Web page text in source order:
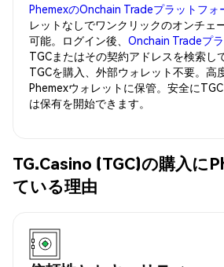
PhemexのOnchain Tradeプラットフォ
レットなしでワンクリックのオンチェ
可能。ログイン後、 Onchain Tradeプ
TGCまたはその契約アドレスを検索し
TGCを購入、外部ウォレット不要。高
Phemexウォレットに保管。安全に
は保有を開始できます。
TG.Casino (TGC)の購入に
ている理由